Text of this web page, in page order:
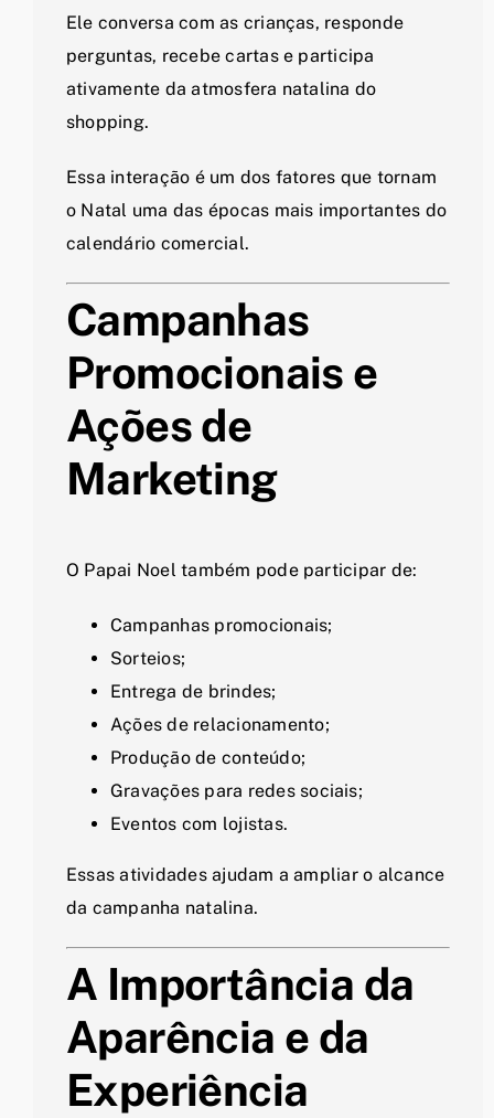
Ele conversa com as crianças, responde
perguntas, recebe cartas e participa
ativamente da atmosfera natalina do
shopping.
Essa interação é um dos fatores que tornam
o Natal uma das épocas mais importantes do
calendário comercial.
Campanhas
Promocionais e
Ações de
Marketing
O Papai Noel também pode participar de:
Campanhas promocionais;
Sorteios;
Entrega de brindes;
Ações de relacionamento;
Produção de conteúdo;
Gravações para redes sociais;
Eventos com lojistas.
Essas atividades ajudam a ampliar o alcance
da campanha natalina.
A Importância da
Aparência e da
Experiência